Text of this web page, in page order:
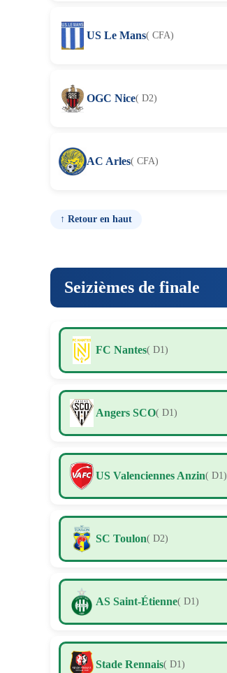
US Le Mans( CFA)
OGC Nice( D2)
AC Arles( CFA)
↑ Retour en haut
Seizièmes de finale
FC Nantes( D1)
Angers SCO( D1)
US Valenciennes Anzin( D1)
SC Toulon( D2)
AS Saint-Étienne( D1)
Stade Rennais( D1)